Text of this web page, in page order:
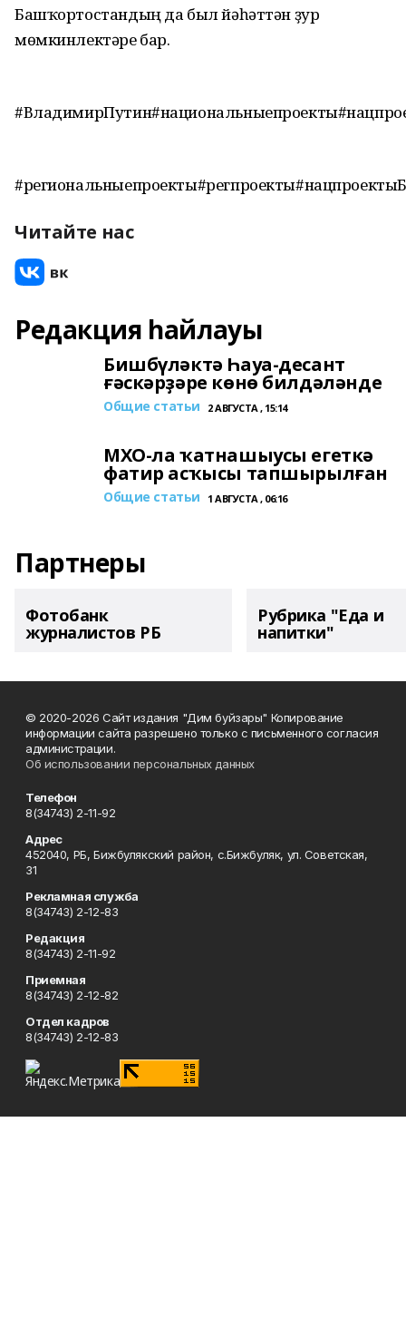
Башҡортостандың да был йәһәттән ҙур
мөмкинлектәре бар.
Читайте нас
Редакция һайлауы
Бишбүләктә Һауа-десант
ғәскәрҙәре көнө билдәләнде
Общие статьи 2 АВГУСТА , 15:14
МХО-ла ҡатнашыусы егеткә
фатир асҡысы тапшырылған
Общие статьи 1 АВГУСТА , 06:16
Партнеры
Фотобанк
журналистов РБ
Рубрика "Еда и
напитки"
© 2020-2026 Сайт издания "Дим буйзары" Копирование
информации сайта разрешено только с письменного согласия
администрации.
Об использовании персональных данных
Телефон
8(34743) 2-11-92
Адрес
452040, РБ, Бижбулякский район, с.Бижбуляк, ул. Советская,
31
Рекламная служба
8(34743) 2-12-83
Редакция
8(34743) 2-11-92
Приемная
8(34743) 2-12-82
Отдел кадров
8(34743) 2-12-83